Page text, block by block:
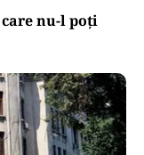
nu-l poți